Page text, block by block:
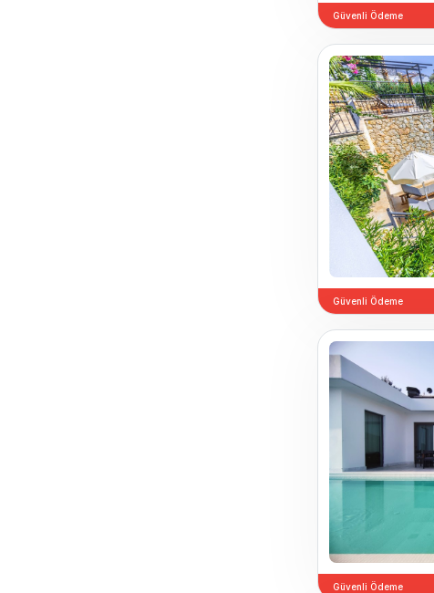
Güvenli Ödeme
Previous
Güvenli Ödeme
Güvenli Ödeme